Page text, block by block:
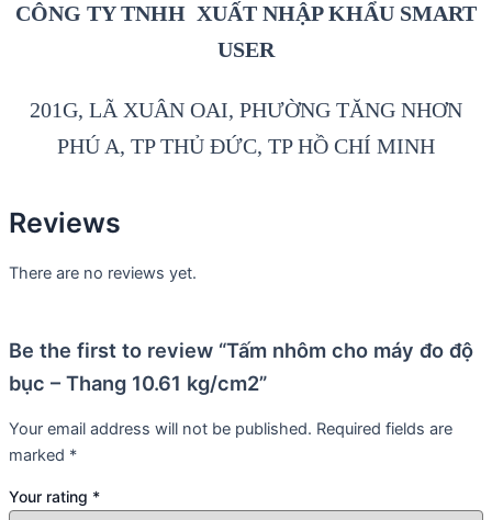
CÔNG TY TNHH XUẤT NHẬP KHẨU SMART
USER
201G, LÃ XUÂN OAI, PHƯỜNG TĂNG NHƠN
PHÚ A, TP THỦ ĐỨC, TP HỒ CHÍ MINH
Reviews
There are no reviews yet.
Be the first to review “Tấm nhôm cho máy đo độ
bục – Thang 10.61 kg/cm2”
Your email address will not be published. Required fields are
marked *
Your rating *